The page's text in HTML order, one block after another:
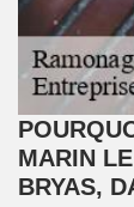
MARIN
BRYAS,